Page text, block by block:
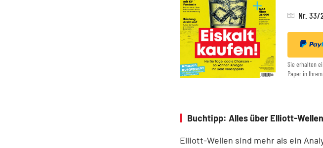
Nr. 33/
Sie erhalten
Paper in Ihrem
Buchtipp: Alles über Elliott-Wellen
Elliott-Wellen sind mehr als ein